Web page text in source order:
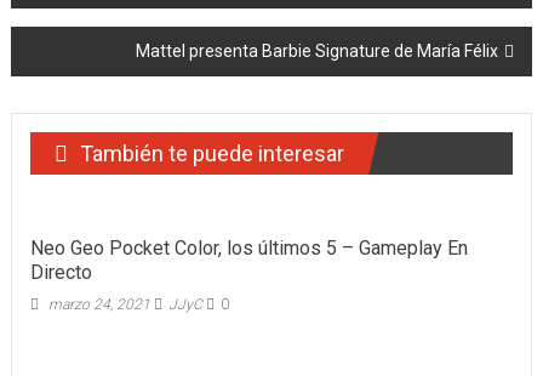
de
entradasMattel presenta Barbie Signature de María Félix
También te puede interesar
Neo Geo Pocket Color, los últimos 5 – Gameplay En
Directo
marzo 24, 2021 JJyC 0